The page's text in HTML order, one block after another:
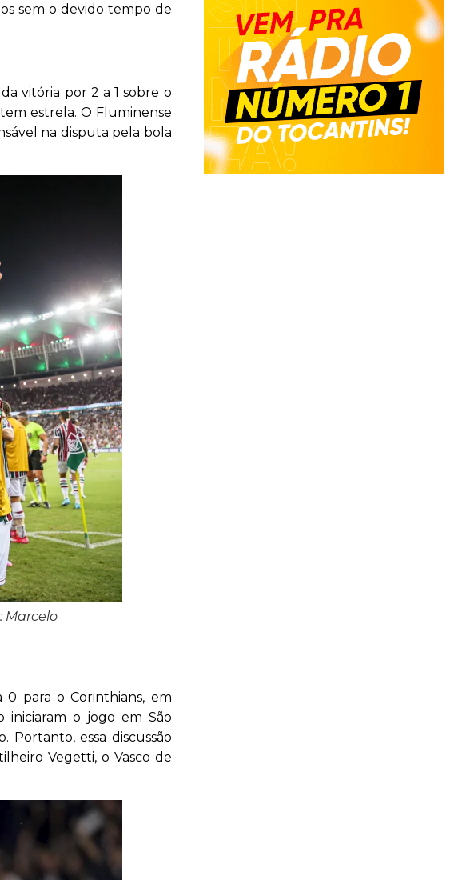
sem o devido tempo de
vitória por 2 a 1 sobre o
estrela. O Fluminense
na disputa pela bola
Marcelo
para o Corinthians, em
iniciaram o jogo em São
Portanto, essa discussão
Vegetti, o Vasco de